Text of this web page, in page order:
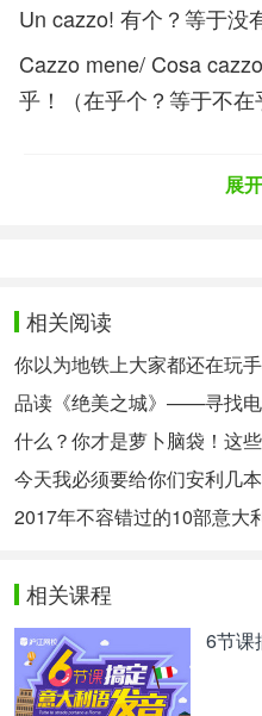
Un cazzo! 有个？等于没
Cazzo mene/ Cosa
乎！（在乎个？等于不在
Cazzi e mezzi 当陷入一
Che cazzo fai? 你TM干
音哈哈哈哈）
展
相关阅读
你以为地铁上大家都还在玩
什么？你才是萝卜脑袋！这
今天我必须要给你们安利几本
2017年不容错过的10部意大
相关课程
6节课